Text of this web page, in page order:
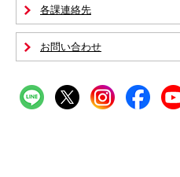
各課連絡先
お問い合わせ